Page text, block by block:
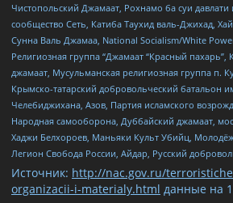
Чистопольский Джамаат, Рохнамо ба суи
сообщество Сеть, Катиба Таухид валь-Джихад,
Сунна Валь Джамаа, National Socialism/White
Религиозная группа “Джамаат “Красный пахарь”,
джамаат, Мусульманская религиозная группа п.
Крымско-татарский добровольческий батальон
Челебиджихана, Азов, Партия исламского
Народная самооборона, Дуббайский джамаат,
Хаджи Белхороев, Маньяки Культ Убийц,
Легион Свобода России, Айдар, Русский
Источник: http://nac.gov.ru/
organizacii-i-materialy.html данные на